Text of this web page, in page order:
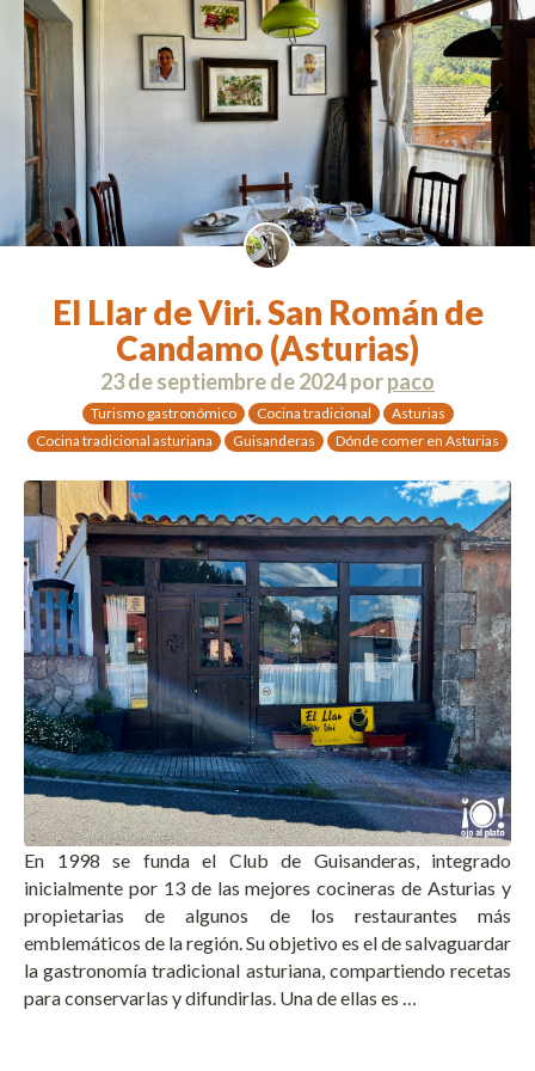
El Llar de Viri. San Román de
Candamo (Asturias)
23 de septiembre de 2024porpaco
Turismo gastronómico Cocina tradicional
Asturias
Cocina tradicional asturiana
Guisanderas Dónde comer en Asturias
En 1998 se funda el Club de Guisanderas, integrado
inicialmente por 13 de las mejores cocineras de Asturias y
propietarias de algunos de los restaurantes más
emblemáticos de la región. Su objetivo es el de salvaguardar
la gastronomía tradicional asturiana, compartiendo recetas
para conservarlas y difundirlas. Una de ellas es …